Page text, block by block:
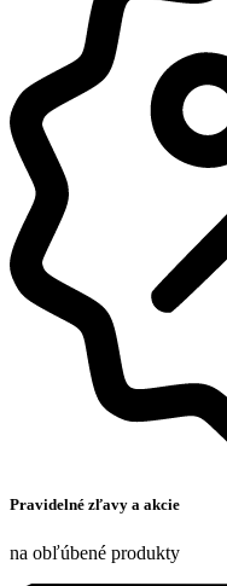
Pravidelné zľavy a akcie
na obľúbené produkty